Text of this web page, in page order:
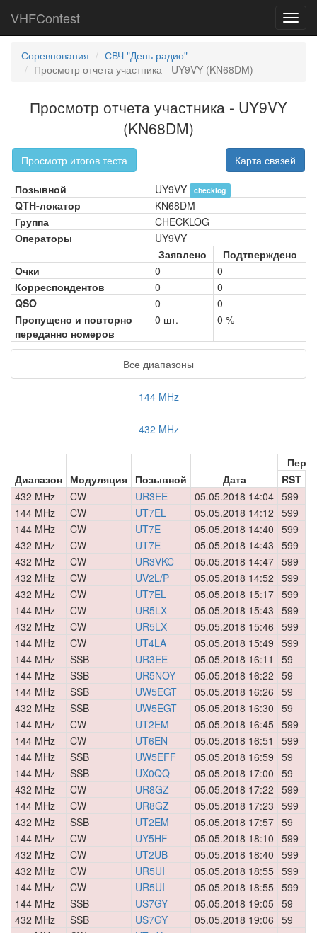
VHFContest
Соревнования
СВЧ "День радио"
Просмотр отчета участника - UY9VY (KN68DM)
Просмотр отчета участника - UY9VY
(KN68DM)
Просмотр итогов теста Карта связей
Позывной UY9VY checklog
QTH-локатор
KN68DM
Группа
CHECKLOG
Операторы
UY9VY
Заявлено
Подтверждено
Очки
0
0
Корреспондентов
0
0
QSO
0
0
Пропущено и повторно
переданно номеров
0 шт. 0 %
Все диапазоны
144 MHz
432 MHz
Диапазон Модуляция Позывной Дата
RST
432 MHz
CW UR3EE 05.05.2018 14:04 599
144 MHz
CW UT7EL 05.05.2018 14:12 599
144 MHz
CW UT7E 05.05.2018 14:40 599
432 MHz
CW UT7E 05.05.2018 14:43 599
432 MHz
CW UR3VKC 05.05.2018 14:47 599
432 MHz
CW UV2L/P 05.05.2018 14:52 599
432 MHz
CW UT7EL 05.05.2018 15:17 599
144 MHz
CW UR5LX 05.05.2018 15:43 599
432 MHz
CW UR5LX 05.05.2018 15:46 599
144 MHz
CW UT4LA 05.05.2018 15:49 599
144 MHz
SSB UR3EE 05.05.2018 16:11 59
144 MHz
SSB UR5NOY 05.05.2018 16:22 59
144 MHz
SSB UW5EGT 05.05.2018 16:26 59
432 MHz
SSB UW5EGT 05.05.2018 16:30 59
144 MHz
CW UT2EM 05.05.2018 16:45 599
144 MHz
CW UT6EN 05.05.2018 16:51 599
144 MHz
SSB UW5EFF 05.05.2018 16:59 59
144 MHz
SSB UX0QQ 05.05.2018 17:00 59
432 MHz
CW UR8GZ 05.05.2018 17:22 599
144 MHz
CW UR8GZ 05.05.2018 17:23 599
432 MHz
SSB UT2EM 05.05.2018 17:57 59
144 MHz
CW UY5HF 05.05.2018 18:10 599
432 MHz
CW UT2UB 05.05.2018 18:40 599
432 MHz
CW UR5UI 05.05.2018 18:55 599
144 MHz
CW UR5UI 05.05.2018 18:55 599
144 MHz
SSB US7GY 05.05.2018 19:05 59
432 MHz
SSB US7GY 05.05.2018 19:06 59